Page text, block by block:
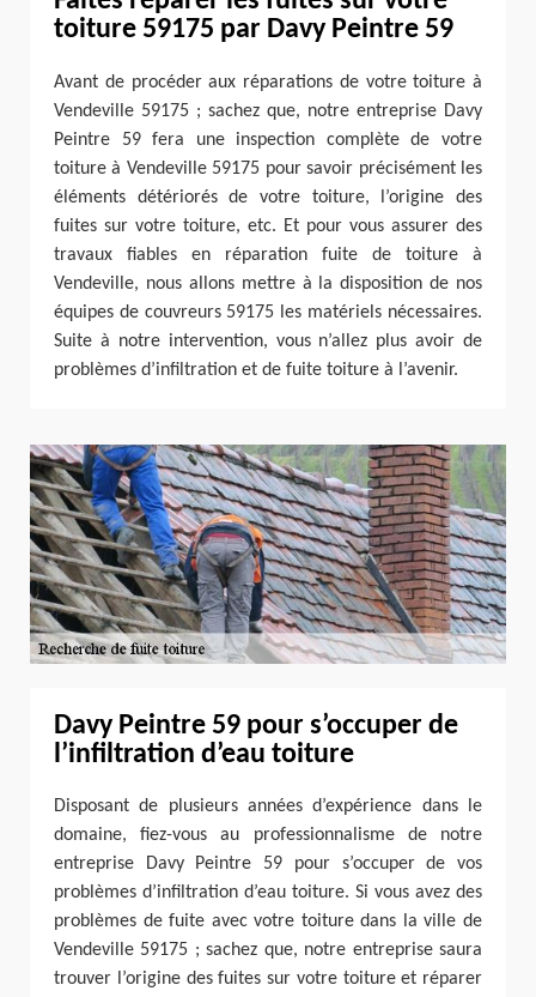
toiture 59175 par Davy Peintre 59
Avant de procéder aux réparations de votre toiture à
Vendeville 59175 ; sachez que, notre entreprise Davy
Peintre 59 fera une inspection complète de votre
toiture à Vendeville 59175 pour savoir précisément les
éléments détériorés de votre toiture, l’origine des
fuites sur votre toiture, etc. Et pour vous assurer des
travaux fiables en réparation fuite de toiture à
Vendeville, nous allons mettre à la disposition de nos
équipes de couvreurs 59175 les matériels nécessaires.
Suite à notre intervention, vous n’allez plus avoir de
problèmes d’infiltration et de fuite toiture à l’avenir.
Davy Peintre 59 pour s’occuper de
l’infiltration d’eau toiture
Disposant de plusieurs années d’expérience dans le
domaine, fiez-vous au professionnalisme de notre
entreprise Davy Peintre 59 pour s’occuper de vos
problèmes d’infiltration d’eau toiture. Si vous avez des
problèmes de fuite avec votre toiture dans la ville de
Vendeville 59175 ; sachez que, notre entreprise saura
trouver l’origine des fuites sur votre toiture et réparer